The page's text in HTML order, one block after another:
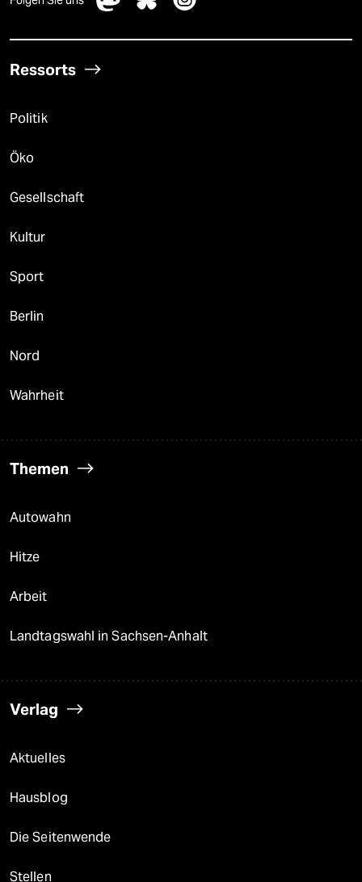
Ressorts
Politik
Öko
Gesellschaft
Kultur
Sport
Berlin
Nord
Wahrheit
Themen
Autowahn
Hitze
Arbeit
Landtagswahl in Sachsen-Anhalt
Verlag
Aktuelles
Hausblog
Die Seitenwende
Stellen